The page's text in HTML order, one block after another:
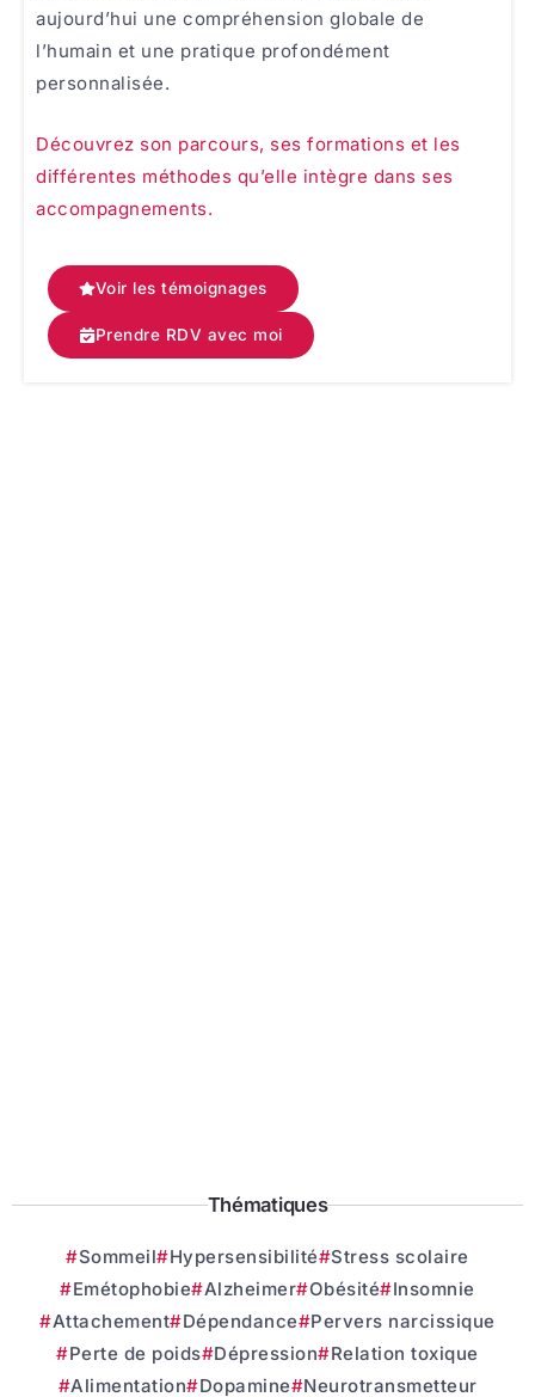
aujourd’hui une compréhension globale de
l’humain et une pratique profondément
personnalisée.
Découvrez son parcours, ses formations et les
différentes méthodes qu’elle intègre dans ses
accompagnements.
Voir les témoignages
Prendre RDV avec moi
Thématiques
Sommeil Hypersensibilité
Stress scolaire
Emétophobie Alzheimer Obésité
Insomnie
Attachement
Dépendance
Pervers narcissique
Perte de poids
Dépression
Relation toxique
Alimentation
Dopamine Neurotransmetteur